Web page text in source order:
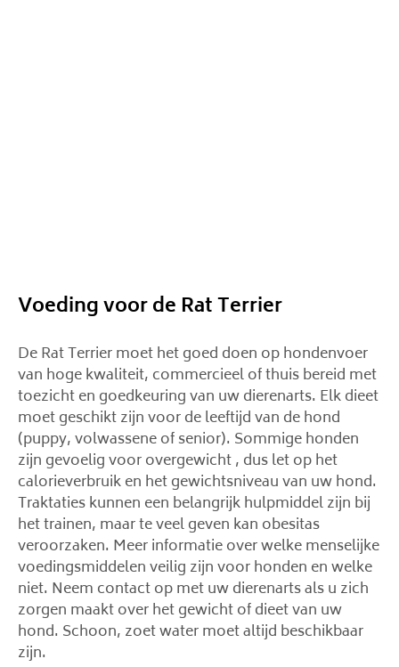
Voeding voor de Rat Terrier
De Rat Terrier moet het goed doen op hondenvoer
van hoge kwaliteit, commercieel of thuis bereid met
toezicht en goedkeuring van uw dierenarts. Elk dieet
moet geschikt zijn voor de leeftijd van de hond
(puppy, volwassene of senior). Sommige honden
zijn gevoelig voor overgewicht , dus let op het
calorieverbruik en het gewichtsniveau van uw hond.
Traktaties kunnen een belangrijk hulpmiddel zijn bij
het trainen, maar te veel geven kan obesitas
veroorzaken. Meer informatie over welke menselijke
voedingsmiddelen veilig zijn voor honden en welke
niet. Neem contact op met uw dierenarts als u zich
zorgen maakt over het gewicht of dieet van uw
hond. Schoon, zoet water moet altijd beschikbaar
zijn.